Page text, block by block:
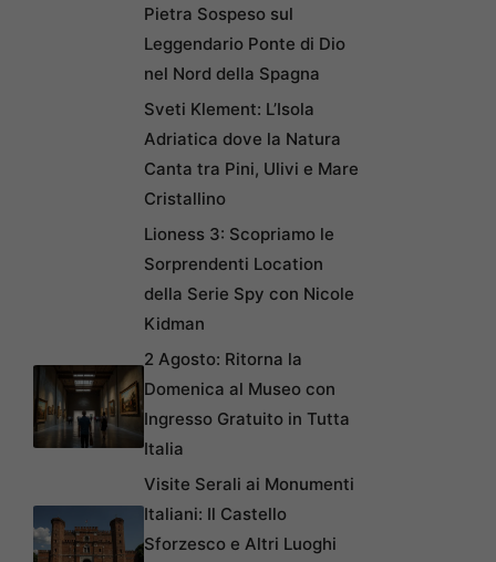
Pietra Sospeso sul
Leggendario Ponte di Dio
nel Nord della Spagna
Sveti Klement: L’Isola
Adriatica dove la Natura
Canta tra Pini, Ulivi e Mare
Cristallino
Lioness 3: Scopriamo le
Sorprendenti Location
della Serie Spy con Nicole
Kidman
2 Agosto: Ritorna la
Domenica al Museo con
Ingresso Gratuito in Tutta
Italia
Visite Serali ai Monumenti
Italiani: Il Castello
Sforzesco e Altri Luoghi